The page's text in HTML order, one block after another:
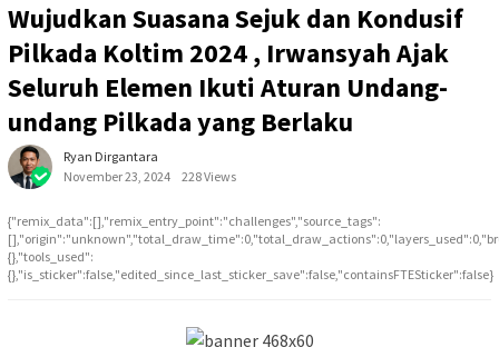
Wujudkan Suasana Sejuk dan Kondusif
Pilkada Koltim 2024 , Irwansyah Ajak
Seluruh Elemen Ikuti Aturan Undang-
undang Pilkada yang Berlaku
Ryan Dirgantara
November 23, 2024
228 Views
{"remix_data":[],"remix_entry_point":"challenges","source_tags":
{},"tools_used":
{},"is_sticker":false,"edited_since_last_sticker_save":false,"containsFTESticker":false}